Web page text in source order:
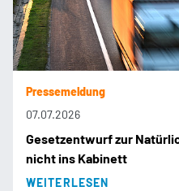
Pressemeldung
07.07.2026
Gesetzentwurf zur
nicht ins Kabinett
WEITERLESEN